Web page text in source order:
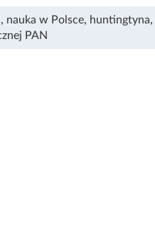
, nauka w Polsce, huntingtyna,
PAN